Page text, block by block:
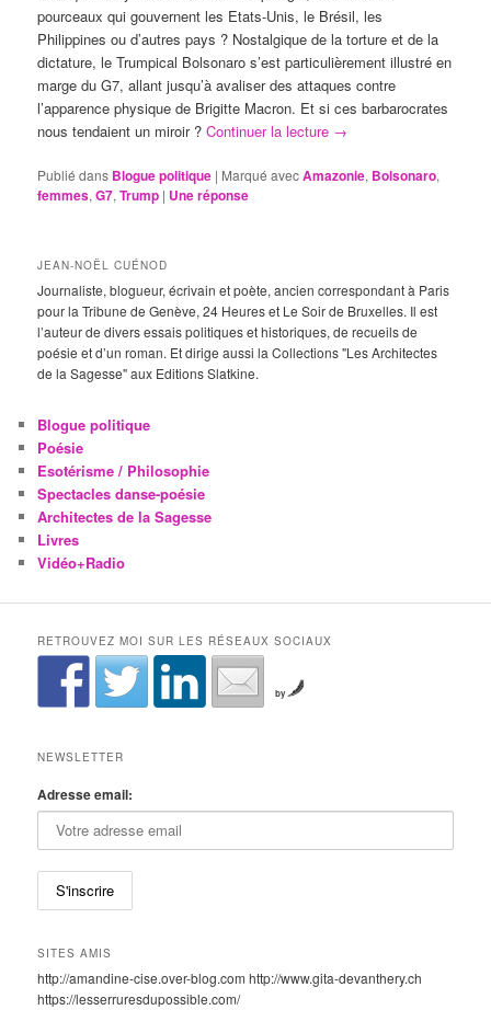
pourceaux qui gouvernent les Etats-Unis, le Brésil, les
Philippines ou d’autres pays ? Nostalgique de la torture et de la
dictature, le Trumpical Bolsonaro s’est particulièrement illustré en
marge du G7, allant jusqu’à avaliser des attaques contre
l’apparence physique de Brigitte Macron. Et si ces barbarocrates
nous tendaient un miroir ?Continuer la lecture →
Publié dans Blogue politique | Marqué avecAmazonie, Bolsonaro,
femmes,G7,Trump | Uneréponse
JEAN-NOËL CUÉNOD
Journaliste, blogueur, écrivain et poète, ancien correspondant à Paris
pour la Tribune de Genève, 24 Heures et Le Soir de Bruxelles. Il est
l’auteur de divers essais politiques et historiques, de recueils de
poésie et d’un roman. Et dirige aussi la Collections "Les Architectes
de la Sagesse" aux Editions Slatkine.
Blogue politique
Poésie
Esotérisme / Philosophie
Spectacles danse-poésie
Architectes de la Sagesse
Livres
Vidéo+Radio
RETROUVEZ MOI SUR LES RÉSEAUX SOCIAUX
by
NEWSLETTER
Adresse email:
SITES AMIS
http://amandine-cise.over-blog.com http://www.gita-devanthery.ch
https://lesserruresdupossible.com/